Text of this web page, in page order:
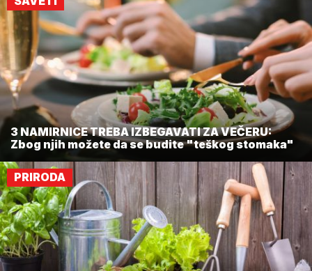
3 NAMIRNICE TREBA IZBEGAVATI ZA VEČERU:
Zbog njih možete da se budite "teškog stomaka"
PRIRODA